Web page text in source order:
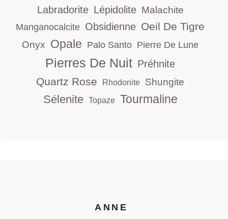
Labradorite Lépidolite Malachite
Manganocalcite Obsidienne Oeil De Tigre
Onyx Opale Palo Santo Pierre De Lune
Pierres De Nuit Préhnite
Quartz Rose Rhodonite Shungite
Sélenite Topaze Tourmaline
ANNE